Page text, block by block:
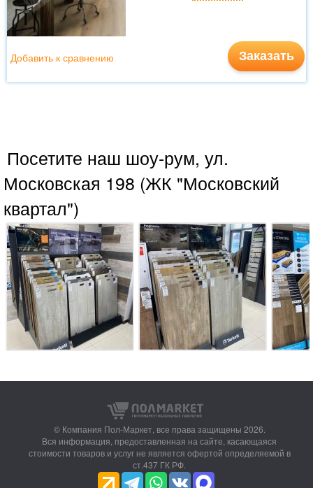
Заказать
Добавить к сравнению
Посетите наш шоу-рум, ул.
Московская 198 (ЖК "Московский
квартал")
© Компания Пол-Маркет, все права защищены 2026.
Вся информация, предоставленная на сайте, касающаяся
стоимости товаров и услуг не является офертой определяемой в
ст.437 ГК РФ.